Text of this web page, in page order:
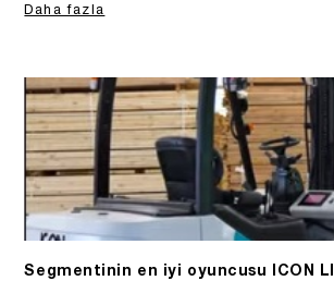
Daha fazla
Segmentinin en iyi oyuncusu ICON